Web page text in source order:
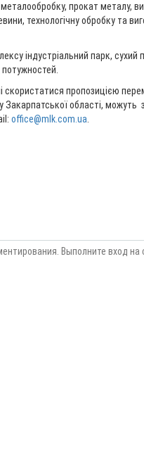
прокат металу,
технологічну обробку та
індустріальний парк, сухий
скористатися пропозицією
області, можуть
office@mlk.com.ua
Выполните вход на